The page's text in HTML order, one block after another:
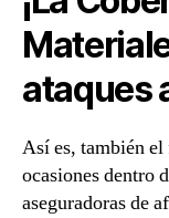
ataques
Así es, también el
ocasiones dentro
aseguradoras de